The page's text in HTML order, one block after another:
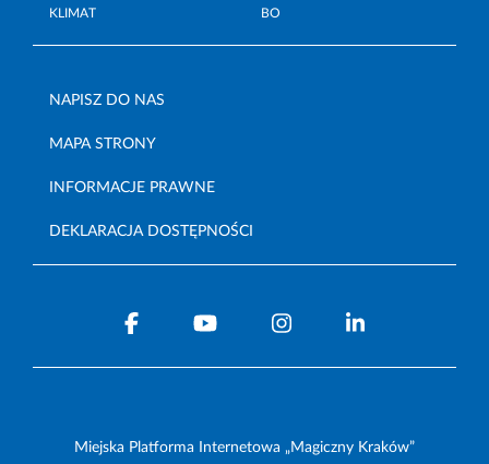
KLIMAT BO
NAPISZ DO NAS
MAPA STRONY
INFORMACJE PRAWNE
DEKLARACJA DOSTĘPNOŚCI
Miejska Platforma Internetowa „Magiczny Kraków”